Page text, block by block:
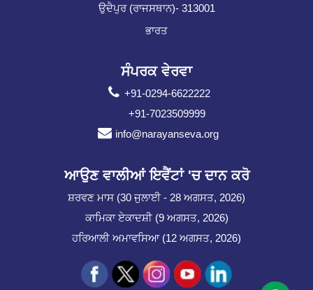
ਉਦੈਪੁਰ (ਰਾਜਸਥਾਨ)- 313001
ਭਾਰਤ
ਸੰਪਰਕ ਵੇਰਵਾ
+91-0294-6622222
+91-7023509999
info@narayanseva.org
ਆਉਣ ਵਾਲੀਆਂ ਇਵੈਂਟਾਂ 'ਚ ਦਾਨ ਕਰੋ
ਸ਼ਰਵਣ ਮਾਸ (30 ਜੁਲਾਈ - 28 ਅਗਸਤ, 2026)
ਕਾਮਿਕਾ ਏਕਾਦਸ਼ੀ (9 ਅਗਸਤ, 2026)
ਹਰਿਆਲੀ ਅਮਾਵਸਿਆ (12 ਅਗਸਤ, 2026)